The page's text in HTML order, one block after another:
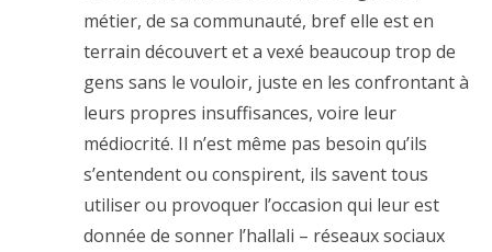
métier, de sa communauté, bref elle est en
terrain découvert et a vexé beaucoup trop de
gens sans le vouloir, juste en les confrontant à
leurs propres insuffisances, voire leur
médiocrité. Il n’est même pas besoin qu’ils
s’entendent ou conspirent, ils savent tous
utiliser ou provoquer l’occasion qui leur est
donnée de sonner l’hallali – réseaux sociaux